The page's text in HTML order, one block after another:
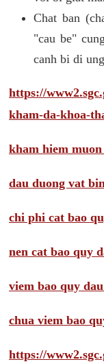
Chat ban
"cau be"
canh bi di
https://
kham-da-khoa-
kham hiem
dau duong vat
chi phi cat bao
nen cat bao quy
viem bao quy
chua viem bao
https://